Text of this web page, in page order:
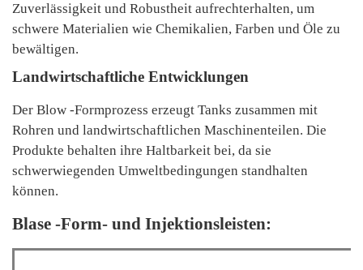
Zuverlässigkeit und Robustheit aufrechterhalten, um
schwere Materialien wie Chemikalien, Farben und Öle zu
bewältigen.
Landwirtschaftliche Entwicklungen
Der Blow -Formprozess erzeugt Tanks zusammen mit
Rohren und landwirtschaftlichen Maschinenteilen. Die
Produkte behalten ihre Haltbarkeit bei, da sie
schwerwiegenden Umweltbedingungen standhalten
können.
Blase -Form- und Injektionsleisten: